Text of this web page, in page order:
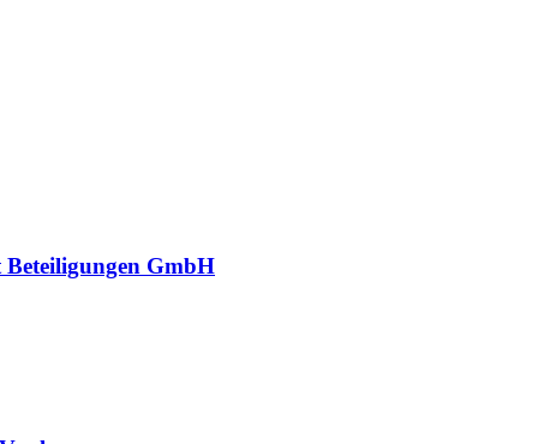
GmbH